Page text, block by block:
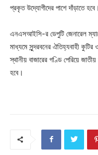
প্রকৃত উদ্যোগীদের পাশে দাঁড়াতে হবে।
এনএসআইসি-র ডেপুটি জেনারেল
মাধ্যমে সুন্দরবনের ঐতিহ্যবাহী
স্থানীয় বাজারের গণ্ডি পেরিয়ে
হবে।